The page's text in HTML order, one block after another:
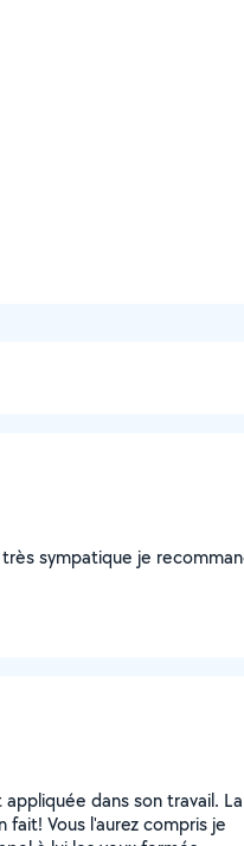
sympatique je
dans son travail.
Vous l'aurez compris je